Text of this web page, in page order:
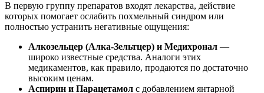
В первую группу препаратов входят лекарства, действие
которых помогает ослабить похмельный синдром или
полностью устранить негативные ощущения:
Алкозельцер (Алка-Зельтцер) и Медихронал —
широко известные средства. Аналоги этих
медикаментов, как правило, продаются по достаточно
высоким ценам.
Аспирин и Парацетамол с добавлением янтарной